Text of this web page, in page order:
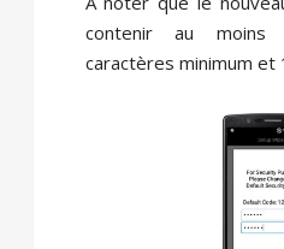
contenir au moins
caractères minimum et